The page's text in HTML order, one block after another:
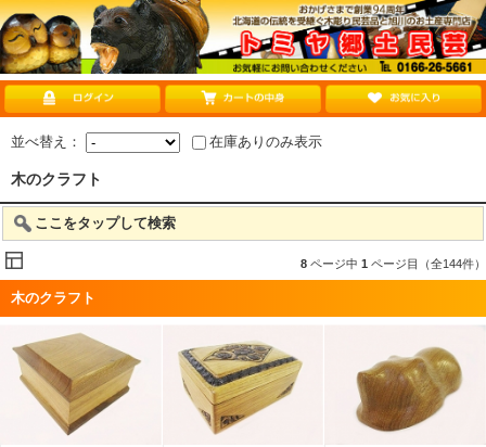
並べ替え： 在庫ありのみ表示
木のクラフト
ここをタップして検索
8 ページ中 1 ページ目（全144件）
木のクラフト